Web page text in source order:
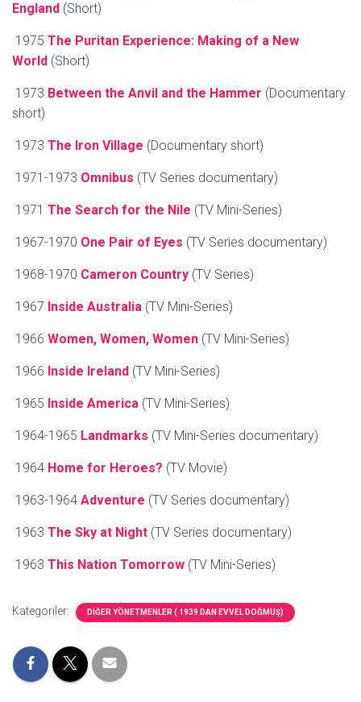
England (Short)
1975 The Puritan Experience: Making of a New
World (Short)
1973 Between the Anvil and the Hammer (Documentary
short)
1973 The Iron Village (Documentary short)
1971-1973 Omnibus (TV Series documentary)
1971 The Search for the Nile (TV Mini-Series)
1967-1970 One Pair of Eyes (TV Series documentary)
1968-1970 Cameron Country (TV Series)
1967 Inside Australia (TV Mini-Series)
1966 Women, Women, Women (TV Mini-Series)
1966 Inside Ireland (TV Mini-Series)
1965 Inside America (TV Mini-Series)
1964-1965 Landmarks (TV Mini-Series documentary)
1964 Home for Heroes? (TV Movie)
1963-1964 Adventure (TV Series documentary)
1963 The Sky at Night (TV Series documentary)
1963 This Nation Tomorrow (TV Mini-Series)
Kategoriler: DİĞER YÖNETMENLER ( 1939 DAN EVVEL DOĞMUŞ)